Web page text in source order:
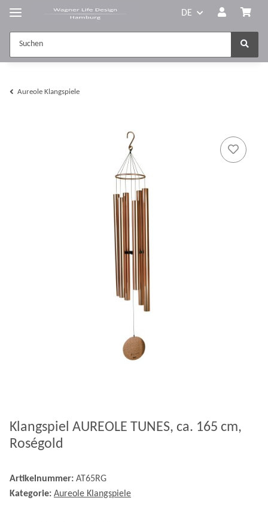
DE
Aureole Klangspiele
Klangspiel AUREOLE TUNES, ca. 165 cm,
Roségold
Artikelnummer: AT65RG
Kategorie: Aureole Klangspiele